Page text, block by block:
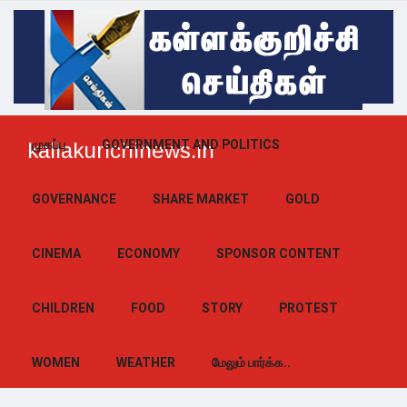
kallakurichinews.in
முகப்பு GOVERNMENT AND POLITICS
GOVERNANCE SHARE MARKET GOLD
CINEMA ECONOMY SPONSOR CONTENT
CHILDREN FOOD STORY PROTEST
WOMEN WEATHER மேலும் பார்க்க..